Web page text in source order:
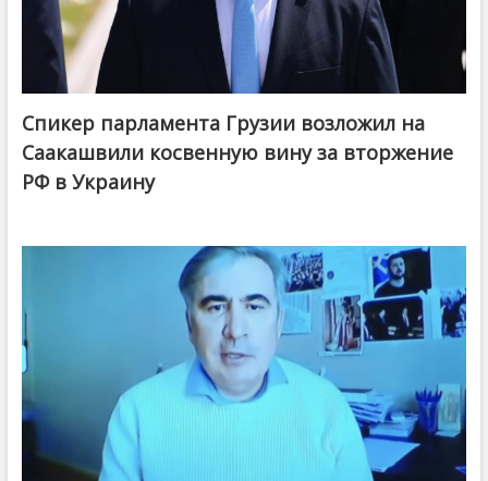
Спикер парламента Грузии возложил на
Саакашвили косвенную вину за вторжение
РФ в Украину